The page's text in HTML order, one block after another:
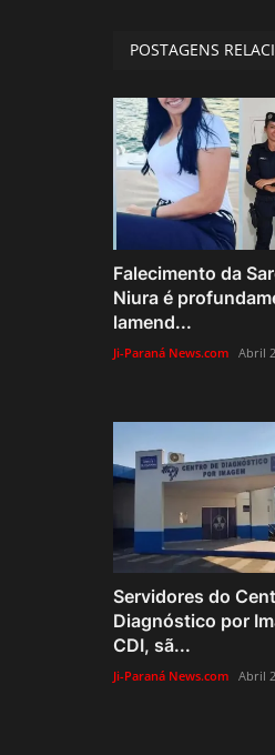
POSTAGENS
Falecimento da
Niura é
lamend...
Ji-Paraná News.com Abril
Servidores do
Diagnóstico por
CDI, sã...
Ji-Paraná News.com Abril